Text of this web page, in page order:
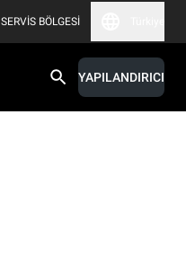
SERVIS BÖLGESI
YAPILANDIRICI